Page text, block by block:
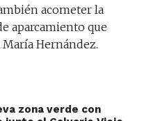
acometer la
aparcamiento que
Hernández.
zona verde con